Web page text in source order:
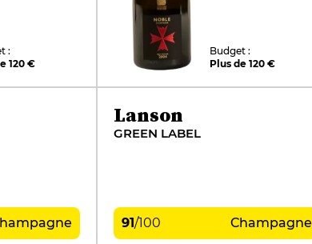
:
120 €
Budget :
Plus de 120 €
Lanson
GREEN LABEL
91/100 Champagne